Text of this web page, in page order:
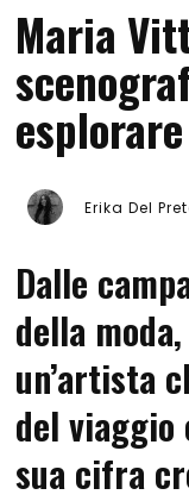
Maria
esplorare
Erika Del
Dalle
della
un’artista
del viaggio
sua cifra